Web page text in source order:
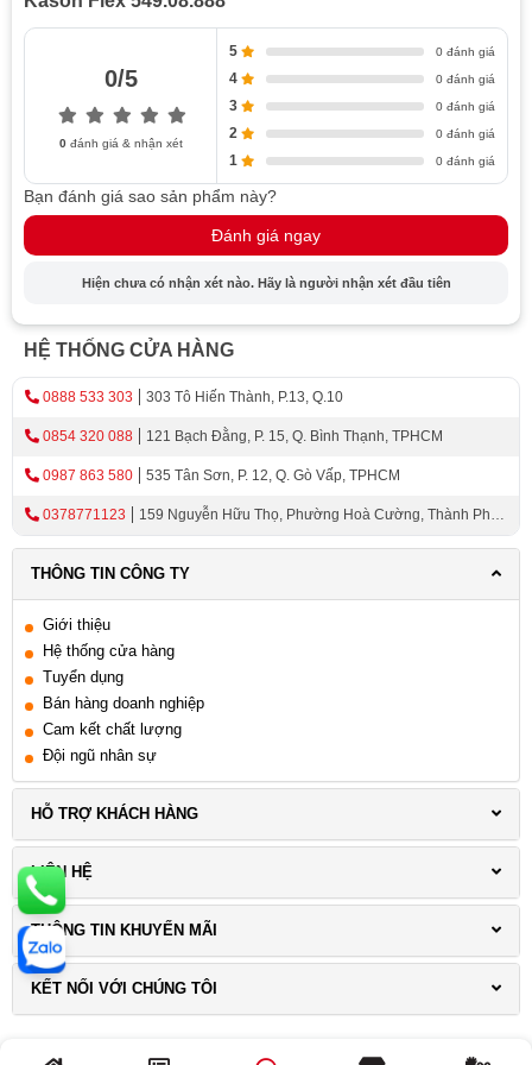
0/5
0đánh giá & nhận xét
5 0 đánh giá
4 0 đánh giá
3 0 đánh giá
2 0 đánh giá
1 0 đánh giá
Bạn đánh giá sao sản phẩm này?
Đánh giá ngay
Hiện chưa có nhận xét nào. Hãy là người nhận xét đầu tiên
HỆ THỐNG CỬA HÀNG
0888 533 303 303 Tô Hiến Thành, P.13, Q.10
0854 320 088 121 Bạch Đằng, P. 15, Q. Bình Thạnh, TPHCM
0987 863 580 535 Tân Sơn, P. 12, Q. Gò Vấp, TPHCM
0378771123
159 Nguyễn Hữu Thọ, Phường Hoà Cường, Thành Phố
THÔNG TIN CÔNG TY
Giới thiệu
Hệ thống cửa hàng
Tuyển dụng
Bán hàng doanh nghiệp
Cam kết chất lượng
Đội ngũ nhân sự
HỖ TRỢ KHÁCH HÀNG
LIÊN HỆ
THÔNG TIN KHUYẾN MÃI
KẾT NỐI VỚI CHÚNG TÔI